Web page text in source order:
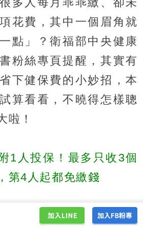
花費，其中一個眉角就
點」？衛福部中央健康
粉絲專頁提醒，其實有
下健保費的小妙招，本
算看看，不曉得怎樣聰
啦！
1人投保！最多只收3個
第4人起都免繳錢
眷屬投保的相關規定包